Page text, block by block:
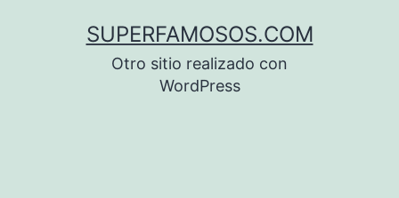
SUPERFAMOSOS.COM
Otro sitio realizado con
WordPress